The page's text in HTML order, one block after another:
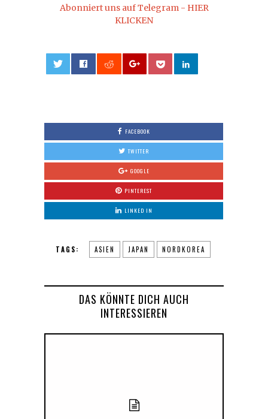
Abonniert uns auf Telegram - HIER
KLICKEN
FACEBOOK
TWITTER
GOOGLE
PINTEREST
LINKED IN
TAGS: ASIEN JAPAN NORDKOREA
DAS KÖNNTE DICH AUCH
INTERESSIEREN